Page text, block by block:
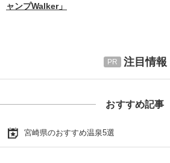
ャンプWalker」
注目情報
おすすめ記事
宮崎県のおすすめ温泉5選